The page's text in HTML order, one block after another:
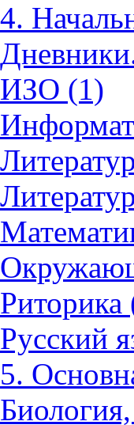
4.
ИЗО (1)
Риторика
Русский
5.